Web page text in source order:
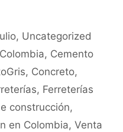
, Uncategorized
, Cemento
, Concreto,
, Ferreterías
construcción,
en Colombia, Venta